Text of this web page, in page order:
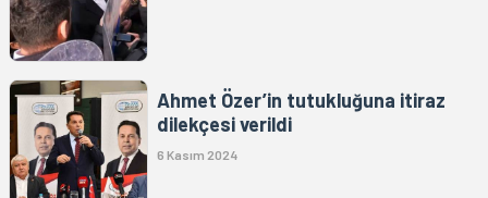
Ahmet Özer’in tutukluğuna itiraz
dilekçesi verildi
6 Kasım 2024